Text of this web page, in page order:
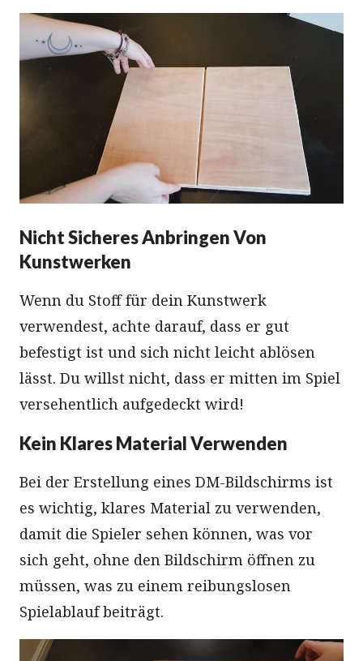
Nicht Sicheres Anbringen Von
Kunstwerken
Wenn du Stoff für dein Kunstwerk
verwendest, achte darauf, dass er gut
befestigt ist und sich nicht leicht ablösen
lässt. Du willst nicht, dass er mitten im Spiel
versehentlich aufgedeckt wird!
Kein Klares Material Verwenden
Bei der Erstellung eines DM-Bildschirms ist
es wichtig, klares Material zu verwenden,
damit die Spieler sehen können, was vor
sich geht, ohne den Bildschirm öffnen zu
müssen, was zu einem reibungslosen
Spielablauf beiträgt.